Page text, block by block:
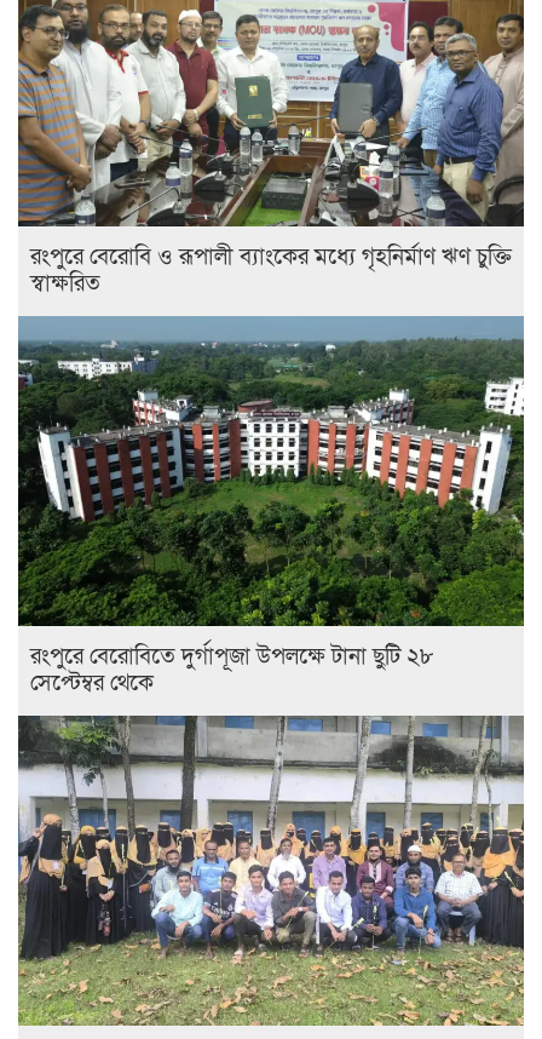
রংপুরে বেরোবি ও রূপালী ব্যাংকের মধ্যে গৃহনির্মাণ ঋণ চুক্তি
স্বাক্ষরিত
রংপুরে বেরোবিতে দুর্গাপূজা উপলক্ষে টানা ছুটি ২৮
সেপ্টেম্বর থেকে